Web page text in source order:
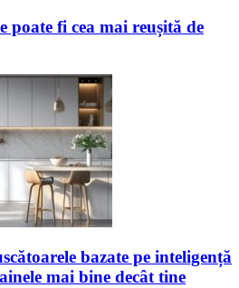
poate fi cea mai reușită de
bazate pe inteligență
mai bine decât tine